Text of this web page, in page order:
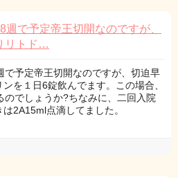
週で予定帝王切開なのですが、
リトド…
で予定帝王切開なのですが、切迫早
を１日6錠飲んでます。この場合、
のでしょうか?ちなみに、二回入院
2A15ml点滴してました。